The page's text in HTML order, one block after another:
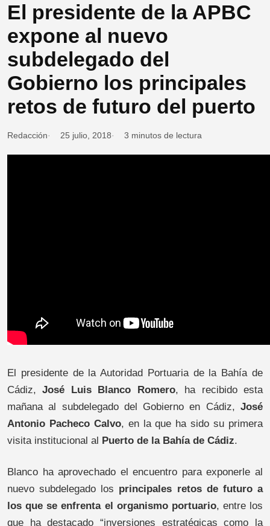
El presidente de la APBC
expone al nuevo
subdelegado del
Gobierno los principales
retos de futuro del puerto
Redacción 25 julio, 2018 3 minutos de lectura
El presidente de la Autoridad Portuaria de la Bahía de
Cádiz,José Luis Blanco Romero, ha recibido esta
mañana al subdelegado del Gobierno en Cádiz, José
Antonio Pacheco Calvo, en la que ha sido su primera
visita institucional al Puerto de la Bahía de Cádiz.
Blanco ha aprovechado el encuentro para exponerle al
nuevo subdelegado los principales retos de futuro a
los que se enfrenta el organismo portuario, entre los
que ha destacado “inversiones estratégicas como la